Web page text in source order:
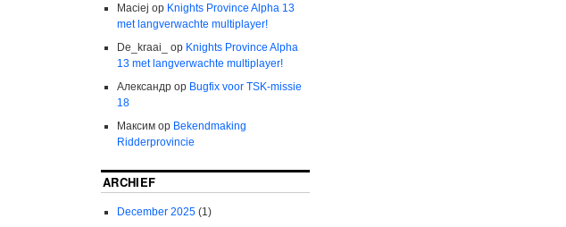
Maciej op Knights Province Alpha 13
met langverwachte multiplayer!
De_kraai_
op Knights Province Alpha
13 met langverwachte multiplayer!
Александрop Bugfix voor TSK-missie
18
Максимop Bekendmaking
Ridderprovincie
ARCHIEF
December 2025(1)